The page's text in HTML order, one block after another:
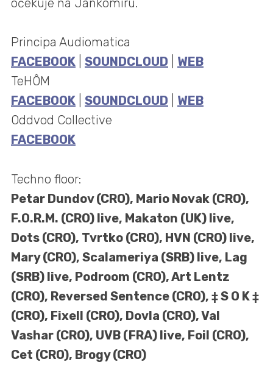
očekuje na Jankomiru.
Principa Audiomatica
FACEBOOK
SOUNDCLOUD
WEB
TeHÔM
FACEBOOK
SOUNDCLOUD
WEB
Oddvod Collective
FACEBOOK
Techno floor:
Petar Dundov (CRO), Mario Novak (CRO),
F.O.R.M. (CRO) live, Makaton (UK) live,
Dots (CRO), Tvrtko (CRO), HVN (CRO) live,
Mary (CRO), Scalameriya (SRB) live, Lag
(SRB) live, Podroom (CRO), Art Lentz
(CRO), Reversed Sentence (CRO), ‡ S O K ‡
(CRO), Fixell (CRO), Dovla (CRO), Val
Vashar (CRO), UVB (FRA) live, Foil (CRO),
Cet (CRO), Brogy (CRO)